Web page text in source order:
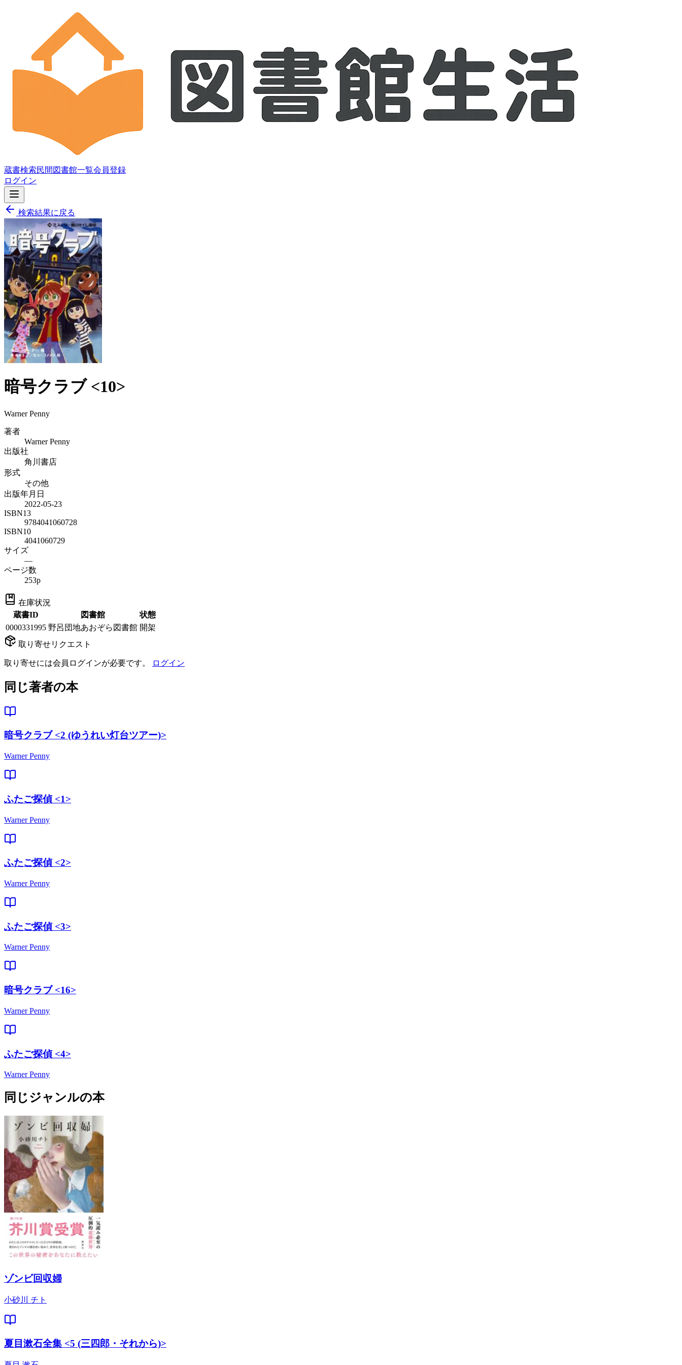
蔵書検索民間図書館一覧会員登録
ログイン
検索結果に戻る
暗号クラブ <10>
Warner Penny
著者
Warner Penny
出版社
角川書店
形式
その他
出版年月日
2022-05-23
ISBN13
9784041060728
ISBN10
4041060729
サイズ
—
ページ数
253p
在庫状況
蔵書ID
図書館
状態
0000331995 野呂団地あおぞら図書館 開架
取り寄せリクエスト
取り寄せには会員ログインが必要です。 ログイン
同じ著者の本
暗号クラブ <2 (ゆうれい灯台ツアー)>
Warner Penny
ふたご探偵 <1>
Warner Penny
ふたご探偵 <2>
Warner Penny
ふたご探偵 <3>
Warner Penny
暗号クラブ <16>
Warner Penny
ふたご探偵 <4>
Warner Penny
同じジャンルの本
ゾンビ回収婦
小砂川 チト
夏目漱石全集 <5 (三四郎・それから)>